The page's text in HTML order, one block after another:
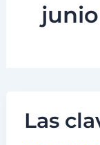
Las
Las